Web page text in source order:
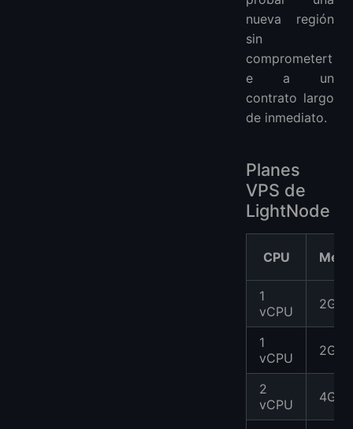
nueva región
sin
comprometert
e a un
contrato largo
de inmediato.
Planes
VPS de
LightNode
CPU
1
vCPU
2GB
1
vCPU
2GB
2
vCPU
4GB